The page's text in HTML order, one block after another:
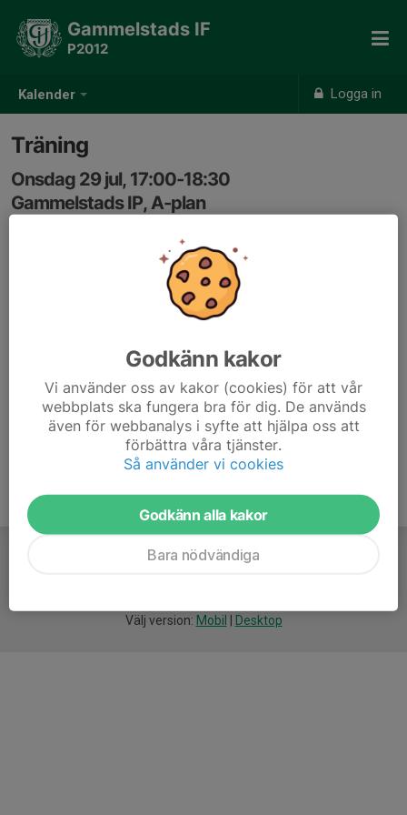
Kalender Logga in
Gammelstads IF
P2012
Träning
Onsdag 29 jul, 17:00-18:30
Gammelstads IP, A-plan
Samling: 16:45, Omklädningsrum i röda byggnaden på
Välj version: Mobil Desktop
Godkänn kakor
Vi använder oss av kakor (cookies) för att vår
webbplats ska fungera bra för dig. De används
även för webbanalys i syfte att hjälpa oss att
förbättra våra tjänster.
Så använder vi cookies
Godkänn alla kakor
Bara nödvändiga